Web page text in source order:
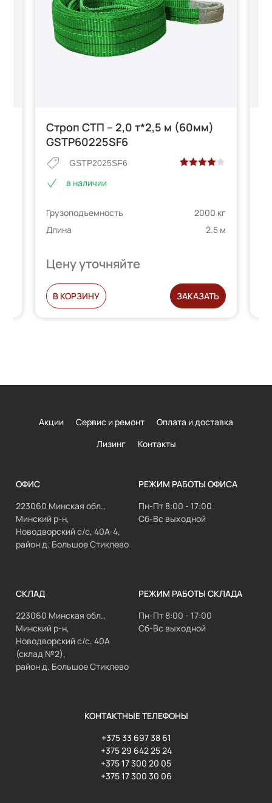
Строп СТП – 2,0 т*2,5 м (60мм)
GSTP60225SF6
GSTP2025SF6
опроса
пользователей
в наличии
Грузоподъемность
2000 кг
Длина
2.5 м
Цену уточняйте
В КОРЗИНУ ЗАКАЗАТЬ
Акции Сервис и ремонт
Оплата и доставка
Лизинг
Контакты
ОФИС
223060 Минская обл.,
Минский р-н,
Новодворский с/с, 40А-4,
район д. Большое Стиклево
РЕЖИМ РАБОТЫ ОФИСА
Пн-Пт 8:00 - 17:00
Сб-Вс выходной
СКЛАД
223060 Минская обл.,
Минский р-н,
Новодворский с/с, 40А
(склад №2),
район д. Большое Стиклево
РЕЖИМ РАБОТЫ СКЛАДА
Пн-Пт 8:00 - 17:00
Сб-Вс выходной
КОНТАКТНЫЕ ТЕЛЕФОНЫ
+375 33 697 38 61
+375 29 642 25 24
+375 17 300 20 05
+375 17 300 30 06